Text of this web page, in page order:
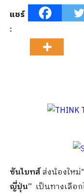
แชร์
:
ซันไบทส์ส่งน้องใหม่
ญี่ปุ่น” เป็นทางเลือ